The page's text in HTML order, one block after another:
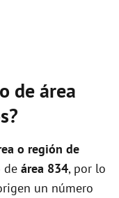
de área
o región de
de área 834, por lo
un número